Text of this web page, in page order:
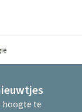
hoogte te